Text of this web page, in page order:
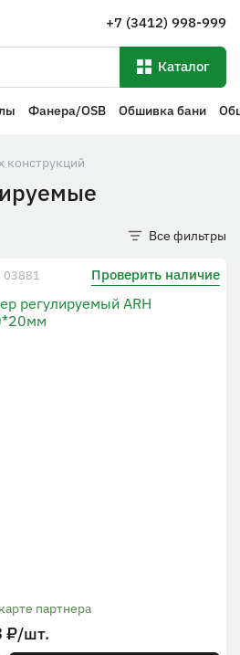
+7 (3412) 998-999
Каталог
Фанера/OSB Обшивка бани
конструкций
Все фильтры
03881 Проверить наличие
регулируемый ARH
партнера
₽/шт.